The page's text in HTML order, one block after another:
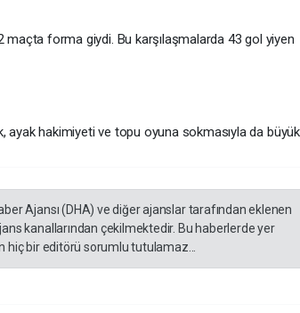
maçta forma giydi. Bu karşılaşmalarda 43 gol yiyen
ayak hakimiyeti ve topu oyuna sokmasıyla da büyük
Ajansı (DHA) ve diğer ajanslar tarafından eklenen
kanallarından çekilmektedir. Bu haberlerde yer
bir editörü sorumlu tutulamaz...